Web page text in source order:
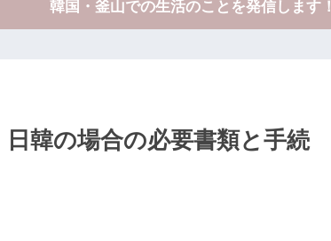
韓国・釜山での生活のことを発信します！
韓の場合の必要書類と手続